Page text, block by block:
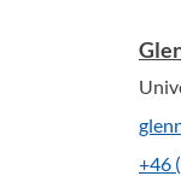
+46